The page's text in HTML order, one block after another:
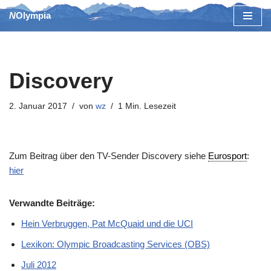
Zum
NOlympia
Discovery
2. Januar 2017 von wz 1 Min. Lesezeit
Zum Beitrag über den TV-Sender Discovery siehe Eurosport:
hier
Verwandte Beiträge:
Hein Verbruggen, Pat McQuaid und die UCI
Lexikon: Olympic Broadcasting Services (OBS)
Juli 2012